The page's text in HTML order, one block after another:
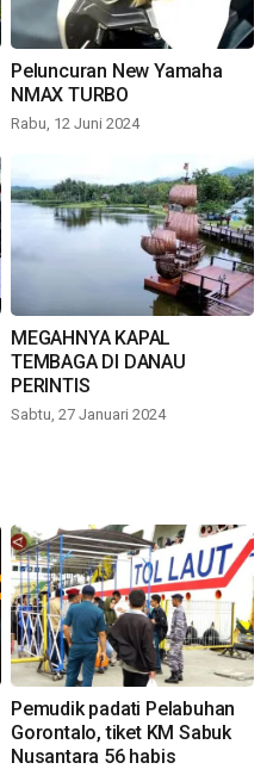
Peluncuran New Yamaha
NMAX TURBO
Rabu, 12 Juni 2024
MEGAHNYA KAPAL
TEMBAGA DI DANAU
PERINTIS
Sabtu, 27 Januari 2024
Pemudik padati Pelabuhan
Gorontalo, tiket KM Sabuk
Nusantara 56 habis